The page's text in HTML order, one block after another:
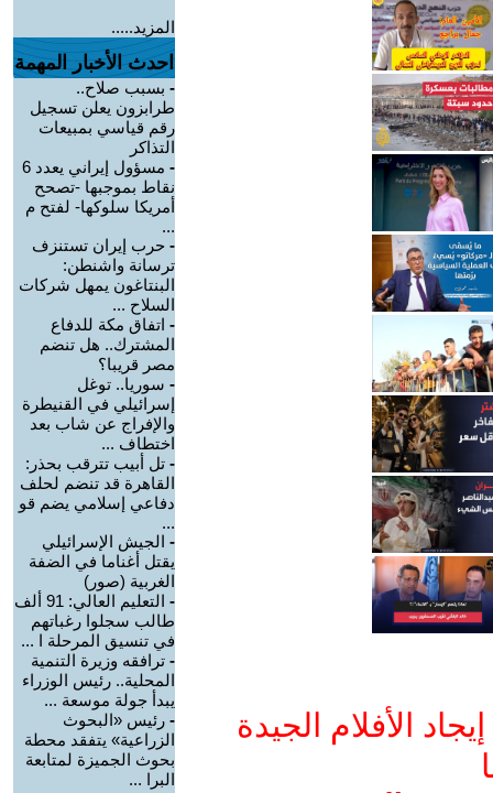
الأفلام الجيدة
المزيد.....
احدث الأخبار المهمة
- بسبب صلاح..
طرابزون يعلن تسجيل
رقم قياسي بمبيعات
التذاكر
-
مسؤول إيراني يعدد 6
نقاط بموجبها -تصحح
أمريكا سلوكها- لفتح م
...
- حرب إيران تستنزف
ترسانة واشنطن:
البنتاغون يمهل شركات
السلاح ...
- اتفاق مكة للدفاع
المشترك.. هل تنضم
مصر قريبا؟
- سوريا.. توغل
إسرائيلي في القنيطرة
والإفراج عن شاب بعد
اختطاف ...
- تل أبيب تترقب بحذر:
القاهرة قد تنضم لحلف
دفاعي إسلامي يضم قو
...
- الجيش الإسرائيلي
يقتل أغناما في الضفة
الغربية (صور)
-
التعليم العالي: 91 ألف
طالب سجلوا رغباتهم
في تنسيق المرحلة ا ...
- ترافقه وزيرة التنمية
المحلية.. رئيس الوزراء
يبدأ جولة موسعة ...
- رئيس «البحوث
الزراعية» يتفقد محطة
بحوث الجميزة لمتابعة
البرا ...